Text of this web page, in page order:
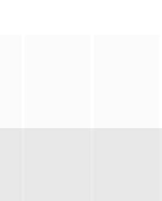
深入丛林，一
颁奖典礼后，被一种突如其来的冲动驱使。回到布